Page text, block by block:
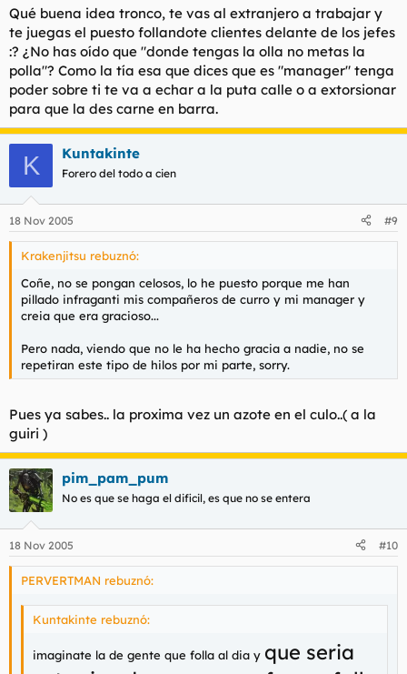
Qué buena idea tronco, te vas al extranjero a trabajar y
te juegas el puesto follandote clientes delante de los jefes
:? ¿No has oído que "donde tengas la olla no metas la
polla"? Como la tía esa que dices que es "manager" tenga
poder sobre ti te va a echar a la puta calle o a extorsionar
para que la des carne en barra.
K Kuntakinte
Forero del todo a cien
18 Nov 2005 #9
Krakenjitsu rebuznó:
Coñe, no se pongan celosos, lo he puesto porque me han
pillado infraganti mis compañeros de curro y mi manager y
creia que era gracioso...
Pero nada, viendo que no le ha hecho gracia a nadie, no se
repetiran este tipo de hilos por mi parte, sorry.
Pues ya sabes.. la proxima vez un azote en el culo..( a la
guiri )
pim_pam_pum
No es que se haga el dificil, es que no se entera
18 Nov 2005 #10
PERVERTMAN rebuznó:
Kuntakinte rebuznó:
imaginate la de gente que folla al dia y que seria